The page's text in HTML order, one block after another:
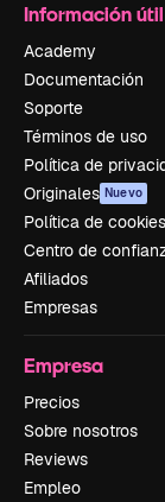
Información útil
Academy
Documentación
Soporte
Términos de uso
Política de
Originales Nuevo
Política de cookies
Centro de
Afiliados
Empresas
Empresa
Precios
Sobre nosotros
Reviews
Empleo